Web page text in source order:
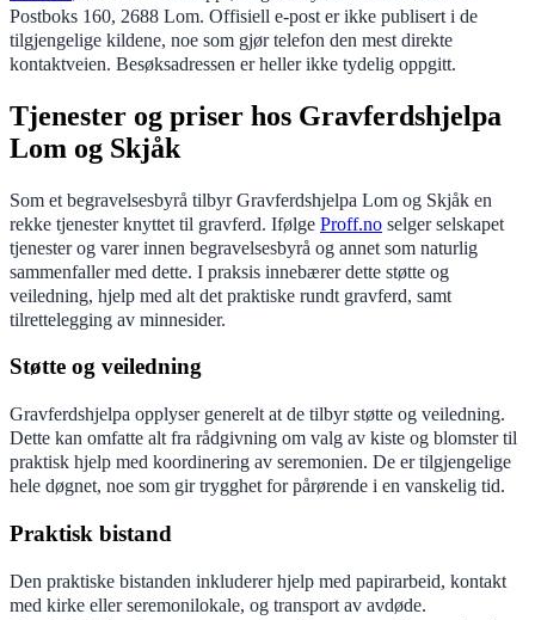
Postboks 160, 2688 Lom. Offisiell e-post er ikke publisert i de
tilgjengelige kildene, noe som gjør telefon den mest direkte
kontaktveien. Besøksadressen er heller ikke tydelig oppgitt.
Tjenester og priser hos Gravferdshjelpa
Lom og Skjåk
Som et begravelsesbyrå tilbyr Gravferdshjelpa Lom og Skjåk en
rekke tjenester knyttet til gravferd. Ifølge Proff.no selger selskapet
tjenester og varer innen begravelsesbyrå og annet som naturlig
sammenfaller med dette. I praksis innebærer dette støtte og
veiledning, hjelp med alt det praktiske rundt gravferd, samt
tilrettelegging av minnesider.
Støtte og veiledning
Gravferdshjelpa opplyser generelt at de tilbyr støtte og veiledning.
Dette kan omfatte alt fra rådgivning om valg av kiste og blomster til
praktisk hjelp med koordinering av seremonien. De er tilgjengelige
hele døgnet, noe som gir trygghet for pårørende i en vanskelig tid.
Praktisk bistand
Den praktiske bistanden inkluderer hjelp med papirarbeid, kontakt
med kirke eller seremonilokale, og transport av avdøde.